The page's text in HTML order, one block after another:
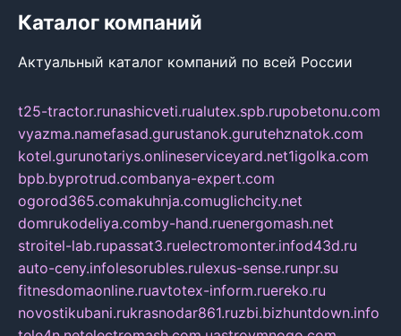
Каталог компаний
Актуальный каталог компаний по всей России
t25-tractor.runashicveti.rualutex.spb.rupobetonu.com
vyazma.namefasad.gurustanok.gurutehznatok.com
kotel.gurunotariys.onlineserviceyard.net1igolka.com
bpb.byprotrud.combanya-expert.com
ogorod365.comakuhnja.comuglichcity.net
domrukodeliya.comby-hand.ruenergomash.net
stroitel-lab.rupassat3.ruelectromonter.infod43d.ru
auto-ceny.infolesorubles.rulexus-sense.runpr.su
fitnesdomaonline.ruavtotex-inform.ruereko.ru
novostikubani.rukrasnodar861.ruzbi.bizhuntdown.info